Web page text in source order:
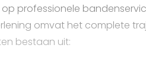
professionele
omvat het complete
bestaan uit: